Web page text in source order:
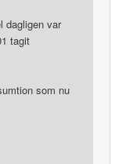
dagligen var
tagit
som nu